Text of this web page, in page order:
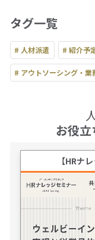
タグ一覧
# 人材派遣 # 紹介予
# アウトソーシング・業
お役
【HRナ